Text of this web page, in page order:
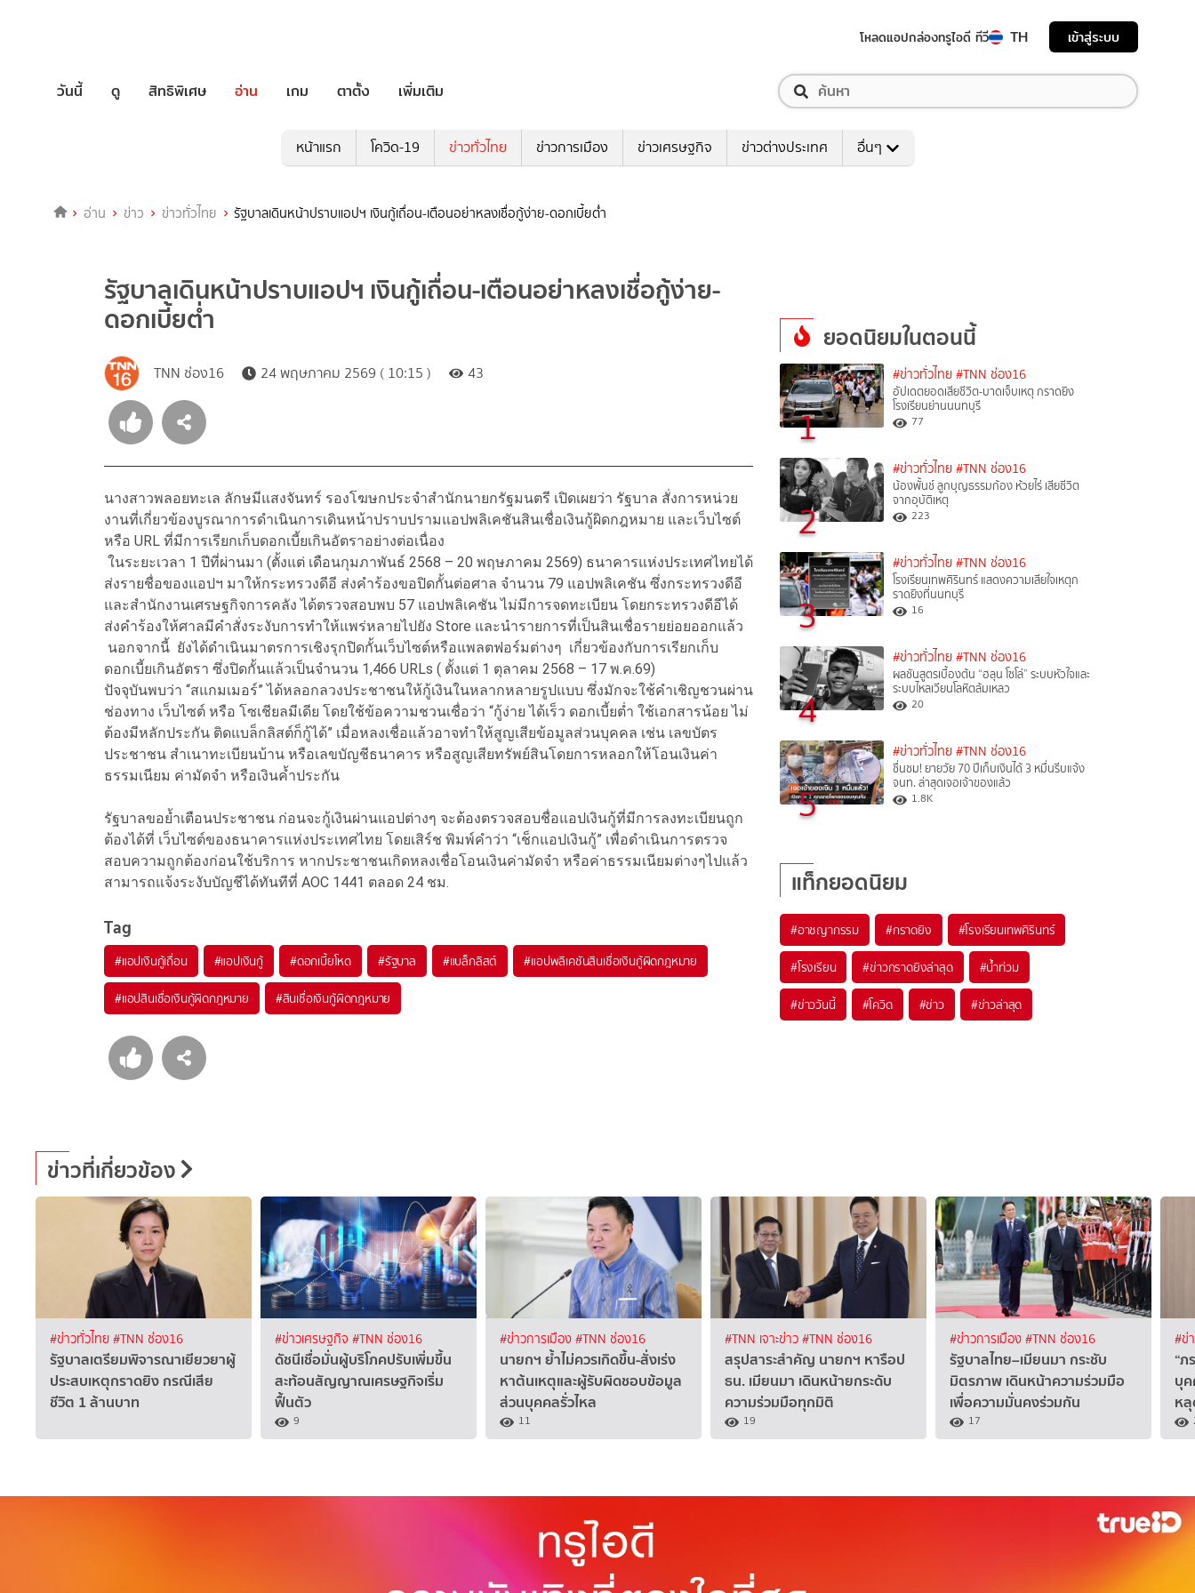
โหลดแอปกล่องทรูไอดี ทีวี TH เข้าสู่ระบบ
วันนี้ ดู สิทธิพิเศษ อ่าน เกม ตาตั้ง เพิ่มเติม
หน้าแรก โควิด-19 ข่าวทั่วไทย ข่าวการเมือง ข่าวเศรษฐกิจ ข่าวต่างประเทศ อื่นๆ
อ่าน ข่าว ข่าวทั่วไทย รัฐบาลเดินหน้าปราบแอปฯ เงินกู้เถื่อน-เตือนอย่าหลงเชื่อกู้ง่าย-ดอกเบี้ยต่ำ
รัฐบาลเดินหน้าปราบแอปฯ เงินกู้เถื่อน-เตือนอย่าหลงเชื่อกู้ง่าย-
ดอกเบี้ยต่ำ
TNN ช่อง16 24 พฤษภาคม 2569 ( 10:15 ) 43
นางสาวพลอยทะเล ลักษมีแสงจันทร์ รองโฆษกประจำสำนักนายกรัฐมนตรี เปิดเผยว่า รัฐบาล สั่งการหน่วย
งานที่เกี่ยวข้องบูรณาการดำเนินการเดินหน้าปราบปรามแอปพลิเคชันสินเชื่อเงินกู้ผิดกฎหมาย และเว็บไซต์
หรือ URL ที่มีการเรียกเก็บดอกเบี้ยเกินอัตราอย่างต่อเนื่อง
ในระยะเวลา 1 ปีที่ผ่านมา (ตั้งแต่ เดือนกุมภาพันธ์ 2568 – 20 พฤษภาคม 2569) ธนาคารแห่งประเทศไทยได้
ส่งรายชื่อของแอปฯ มาให้กระทรวงดีอี ส่งคำร้องขอปิดกั้นต่อศาล จำนวน 79 แอปพลิเคชัน ซึ่งกระทรวงดีอี
และสำนักงานเศรษฐกิจการคลัง ได้ตรวจสอบพบ 57 แอปพลิเคชัน ไม่มีการจดทะเบียน โดยกระทรวงดีอีได้
ส่งคำร้องให้ศาลมีคำสั่งระงับการทำให้แพร่หลายไปยัง Store และนำรายการที่เป็นสินเชื่อรายย่อยออกแล้ว
นอกจากนี้ ยังได้ดำเนินมาตรการเชิงรุกปิดกั้นเว็บไซต์หรือแพลตฟอร์มต่างๆ เกี่ยวข้องกับการเรียกเก็บ
ดอกเบี้ยเกินอัตรา ซึ่งปิดกั้นแล้วเป็นจำนวน 1,466 URLs ( ตั้งแต่ 1 ตุลาคม 2568 – 17 พ.ค.69)
ปัจจุบันพบว่า “สแกมเมอร์” ได้หลอกลวงประชาชนให้กู้เงินในหลากหลายรูปแบบ ซึ่งมักจะใช้คำเชิญชวนผ่าน
ช่องทาง เว็บไซต์ หรือ โซเชียลมีเดีย โดยใช้ข้อความชวนเชื่อว่า “กู้ง่าย ได้เร็ว ดอกเบี้ยต่ำ ใช้เอกสารน้อย ไม่
ต้องมีหลักประกัน ติดแบล็กลิสต์ก็กู้ได้” เมื่อหลงเชื่อแล้วอาจทำให้สูญเสียข้อมูลส่วนบุคคล เช่น เลขบัตร
ประชาชน สำเนาทะเบียนบ้าน หรือเลขบัญชีธนาคาร หรือสูญเสียทรัพย์สินโดยการหลอกให้โอนเงินค่า
ธรรมเนียม ค่ามัดจำ หรือเงินค้ำประกัน
รัฐบาลขอย้ำเตือนประชาชน ก่อนจะกู้เงินผ่านแอปต่างๆ จะต้องตรวจสอบชื่อแอปเงินกู้ที่มีการลงทะเบียนถูก
ต้องได้ที่ เว็บไซต์ของธนาคารแห่งประเทศไทย โดยเสิร์ช พิมพ์คำว่า “เช็กแอปเงินกู้” เพื่อดำเนินการตรวจ
สอบความถูกต้องก่อนใช้บริการ หากประชาชนเกิดหลงเชื่อโอนเงินค่ามัดจำ หรือค่าธรรมเนียมต่างๆไปแล้ว
สามารถแจ้งระงับบัญชีได้ทันทีที่ AOC 1441 ตลอด 24 ชม.
Tag
#แอปเงินกู้เถื่อน #แอปเงินกู้ #ดอกเบี้ยโหด #รัฐบาล #แบล็กลิสต์ #แอปพลิเคชันสินเชื่อเงินกู้ผิดกฎหมาย
#แอปสินเชื่อเงินกู้ผิดกฎหมาย #สินเชื่อเงินกู้ผิดกฎหมาย
ยอดนิยมในตอนนี้
1
#ข่าวทั่วไทย #TNN ช่อง16
อัปเดตยอดเสียชีวิต-บาดเจ็บเหตุ กราดยิง
โรงเรียนย่านนนทบุรี
77
2
#ข่าวทั่วไทย #TNN ช่อง16
น้องพั้นช์ ลูกบุญธรรมก้อง ห้วยไร่ เสียชีวิต
จากอุบัติเหตุ
223
3
#ข่าวทั่วไทย #TNN ช่อง16
โรงเรียนเทพศิรินทร์ แสดงความเสียใจเหตุก
ราดยิงที่นนทบุรี
16
4
#ข่าวทั่วไทย #TNN ช่อง16
ผลชันสูตรเบื้องต้น “ฮลุน โซโล่” ระบบหัวใจและ
ระบบไหลเวียนโลหิตล้มเหลว
20
5
#ข่าวทั่วไทย #TNN ช่อง16
ชื่นชม! ยายวัย 70 ปีเก็บเงินได้ 3 หมื่นรีบแจ้ง
จนท. ล่าสุดเจอเจ้าของแล้ว
1.8K
แท็กยอดนิยม
#อาชญากรรม #กราดยิง #โรงเรียนเทพศิรินทร์
#โรงเรียน #ข่าวกราดยิงล่าสุด #น้ำท่วม
#ข่าววันนี้ #โควิด #ข่าว #ข่าวล่าสุด
ข่าวที่เกี่ยวข้อง
#ข่าวทั่วไทย#TNN ช่อง16
รัฐบาลเตรียมพิจารณาเยียวยาผู้
ประสบเหตุกราดยิง กรณีเสีย
ชีวิต 1 ล้านบาท
#ข่าวเศรษฐกิจ #TNN ช่อง16
ดัชนีเชื่อมั่นผู้บริโภคปรับเพิ่มขึ้น
สะท้อนสัญญาณเศรษฐกิจเริ่ม
ฟื้นตัว
9
#ข่าวการเมือง#TNN ช่อง16
นายกฯ ย้ำไม่ควรเกิดขึ้น-สั่งเร่ง
หาต้นเหตุและผู้รับผิดชอบข้อมูล
ส่วนบุคคลรั่วไหล
11
#TNN เจาะข่าว#TNN ช่อง16
สรุปสาระสำคัญ นายกฯ หารือป
ธน. เมียนมา เดินหน้ายกระดับ
ความร่วมมือทุกมิติ
19
#ข่าวการเมือง#TNN ช่อง16
รัฐบาลไทย–เมียนมา กระชับ
มิตรภาพ เดินหน้าความร่วมมือ
เพื่อความมั่นคงร่วมกัน
17
#ข่
“
บุ
หลุ